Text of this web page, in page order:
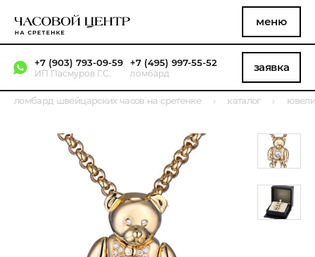
меню
+7 (903) 793-09-59
ИП Пасмуров Г.С.
+7 (495) 997-55-52
ломбард заявка
ломбард швейцарских часов на сретенке каталог